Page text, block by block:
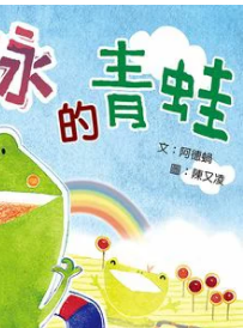
養生保健 民生用品
運動休閒 親子玩具
化妝保養